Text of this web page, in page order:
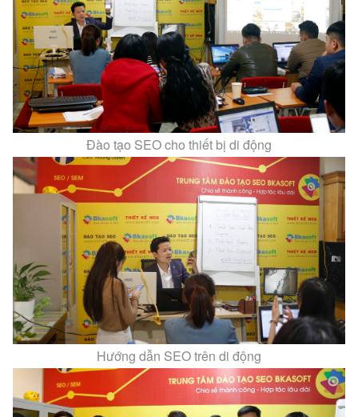
Đào tạo SEO cho thiết bị di động
Hướng dẫn SEO trên di động